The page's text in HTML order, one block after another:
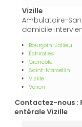
Vizille
Ambulatoire-
domicile
Bourgoin-Jallieu
Échirolles
Grenoble
Saint-Marcellin
Vizille
Voiron
Contactez-nous :
entérale Vizille